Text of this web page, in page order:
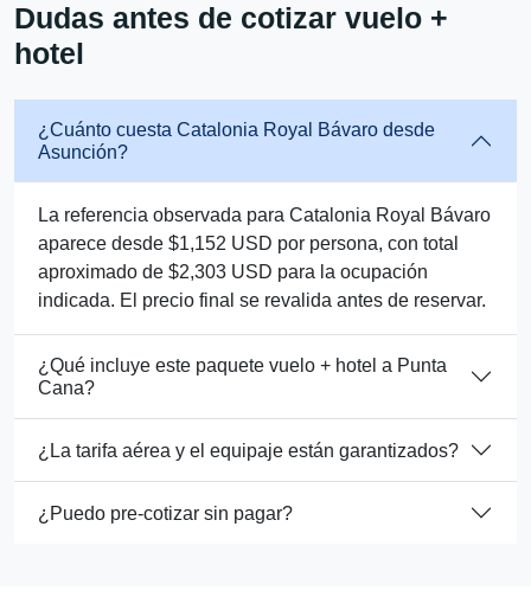
Dudas antes de cotizar vuelo +
hotel
¿Cuánto cuesta Catalonia Royal Bávaro desde
Asunción?
La referencia observada para Catalonia Royal Bávaro
aparece desde $1,152 USD por persona, con total
aproximado de $2,303 USD para la ocupación
indicada. El precio final se revalida antes de reservar.
¿Qué incluye este paquete vuelo + hotel a Punta
Cana?
¿La tarifa aérea y el equipaje están garantizados?
¿Puedo pre-cotizar sin pagar?